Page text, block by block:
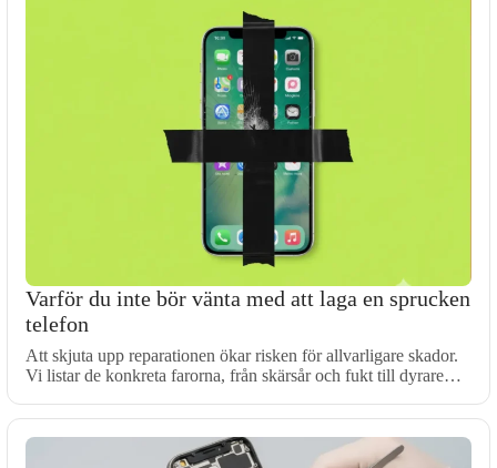
Varför du inte bör vänta med att laga en sprucken
telefon
Att skjuta upp reparationen ökar risken för allvarligare skador.
Vi listar de konkreta farorna, från skärsår och fukt till dyrare…